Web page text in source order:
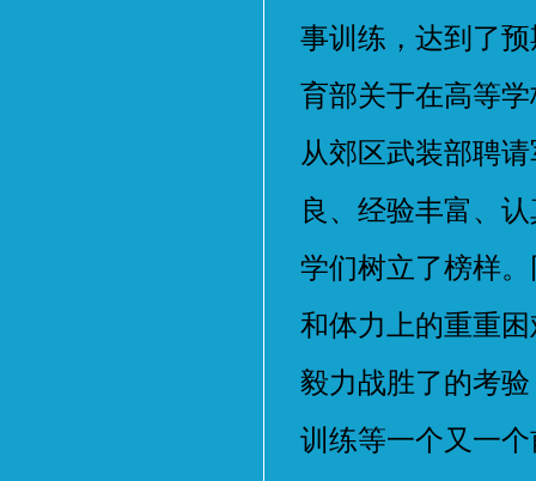
事训练，达到了
育部关于在高等
从郊区武装部聘
良、经验丰富、
学们树立了榜样
和体力上的重重
毅力战胜了的考
训练等一个又一